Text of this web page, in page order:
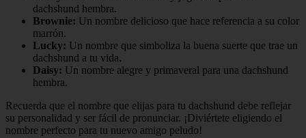
dachshund hembra.
Brownie: Un nombre delicioso que hace referencia a su color
marrón.
Lucky: Un nombre que simboliza la buena suerte que trae un
dachshund a tu vida.
Daisy: Un nombre alegre y primaveral para una dachshund
hembra.
Recuerda que el nombre que elijas para tu dachshund debe reflejar
su personalidad y ser fácil de pronunciar. ¡Diviértete eligiendo el
nombre perfecto para tu nuevo amigo peludo!